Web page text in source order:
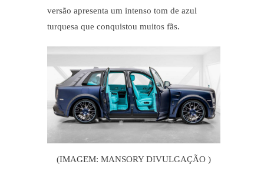
versão apresenta um intenso tom de azul
turquesa que conquistou muitos fãs.
(IMAGEM: MANSORY DIVULGAÇÃO )